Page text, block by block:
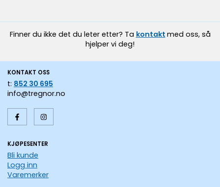
Finner du ikke det du leter etter? Ta kontakt med oss, så
hjelper vi deg!
KONTAKT OSS
t: 852 30 695
info@tregnor.no
KJØPESENTER
Bli kunde
Logg inn
Varemerker